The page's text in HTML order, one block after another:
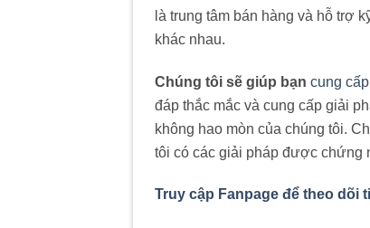
là trung tâm bán hàng và hỗ trợ
khác nhau.
Chúng tôi sẽ giúp bạn cung
đáp thắc mắc và cung cấp giải
không hao mòn của chúng tôi.
tôi có các giải pháp được chứng
Truy cập Fanpage để theo dõi